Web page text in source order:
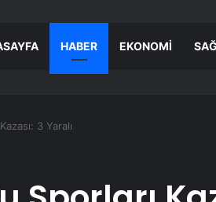
HABER EKONOMI
3 Yaralı